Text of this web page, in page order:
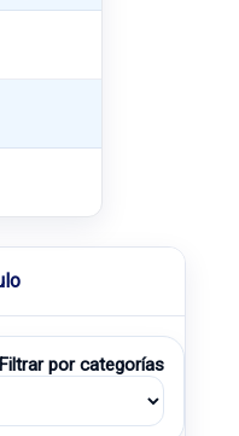
Filtrar por categorías